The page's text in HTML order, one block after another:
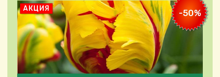
АКЦИЯ -50%